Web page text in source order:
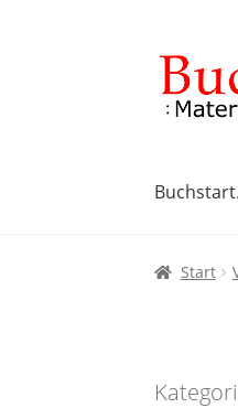
Zur
springen
Zum
Inhalt
springen
Start AGB
Start